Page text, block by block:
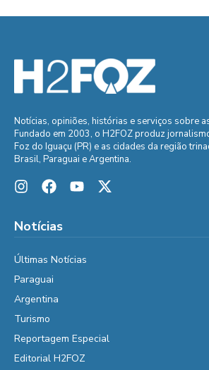
Notícias, opiniões, histórias e serviços sobre
Fundado em 2003, o H2FOZ produz
Foz do Iguaçu (PR) e as cidades da região
Brasil, Paraguai e Argentina.
Notícias
Últimas Notícias
Paraguai
Argentina
Turismo
Reportagem Especial
Editorial H2FOZ